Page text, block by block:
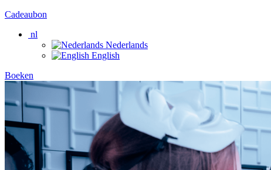
Cadeaubon
nl
Nederlands
English
Boeken